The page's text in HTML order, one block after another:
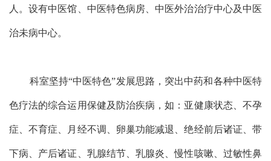
人。设有中医馆、中医特色病房、中医外治治疗中心及中医
治未病中心。
科室坚持“中医特色”发展思路，突出中药和各种中医特
色疗法的综合运用保健及防治疾病，如：亚健康状态、不孕
症、不育症、月经不调、卵巢功能减退、绝经前后诸证、带
下病、产后诸证、乳腺结节、乳腺炎、慢性咳嗽、过敏性鼻